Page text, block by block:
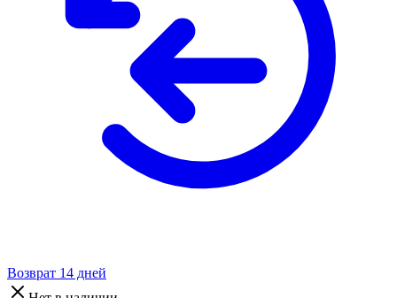
Возврат 14 дней